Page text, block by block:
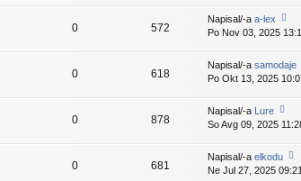
k
v
k
nji
pr
is
e
v
k
ej
z
d
nji
pr
is
p
e
k
0 572
Napisal/-a a-lex
o
ej
z
d
nji
pr
is
p
e
Po Nov 03, 2025
0 618
Napisal/-a samodaje
Po Okt 13, 2025
0 878
Napisal/-a Lure
o
ej
z
So Avg 09, 2025
0 681
Napisal/-a elkodu
o
Ne Jul 27, 2025